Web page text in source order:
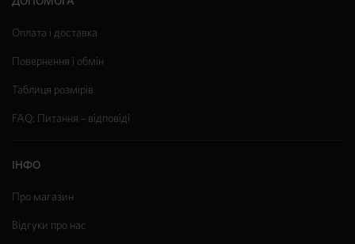
Оплата і доставка
Повернення і обмін
Таблиця розмірів
FAQ: Питання – відповіді
ІНФО
Про магазин
Відгуки про нас